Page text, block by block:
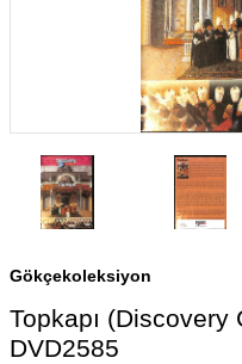
Gökçekoleksiyon
Topkapı
DVD2585